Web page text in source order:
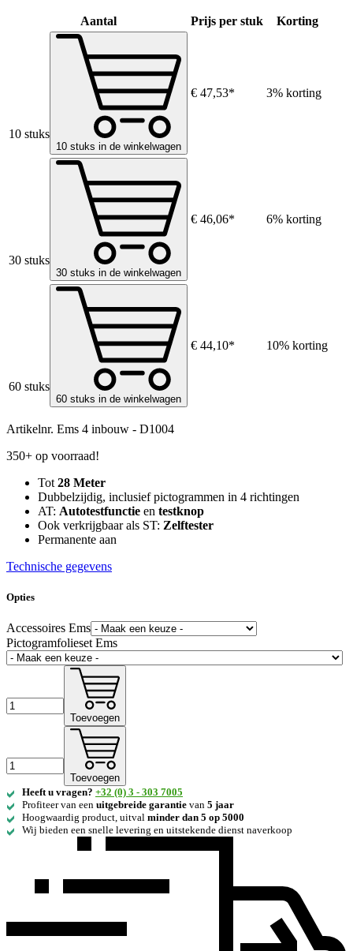
Aantal Prijs per stuk Korting
10 stuks
10 stuks in de winkelwagen
€ 47,53* 3% korting
30 stuks
30 stuks in de winkelwagen
€ 46,06* 6% korting
60 stuks
60 stuks in de winkelwagen
€ 44,10* 10% korting
Artikelnr. Ems 4 inbouw - D1004
350+ op voorraad!
Tot 28 Meter
Dubbelzijdig, inclusief pictogrammen in 4 richtingen
AT: Autotestfunctie en testknop
Ook verkrijgbaar als ST: Zelftester
Permanente aan
Technische gegevens
Opties
Accessoires Ems
Pictogramfolieset Ems
Toevoegen
Toevoegen
Heeft u vragen? +32 (0) 3 - 303 7005
Profiteer van een uitgebreide garantie van 5 jaar
Hoogwaardig product, uitval minder dan 5 op 5000
Wij bieden een snelle levering en uitstekende dienst naverkoop